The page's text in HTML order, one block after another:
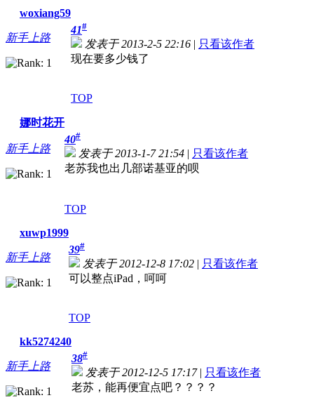
woxiang59
新手上路
41#
发表于 2013-2-5 22:16 | 只看该作者
现在要多少钱了
TOP
娜时花开
新手上路
40#
发表于 2013-1-7 21:54 | 只看该作者
老苏我也出几部诺基亚的呗
TOP
xuwp1999
新手上路
39#
发表于 2012-12-8 17:02 | 只看该作者
可以整点iPad，呵呵
TOP
kk5274240
新手上路
38#
发表于 2012-12-5 17:17| 只看该作者
老苏，能再便宜点吧？？？？